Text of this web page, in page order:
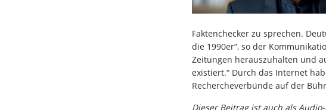
Faktenchecker zu sprechen.
die 1990er“, so der
Zeitungen herauszuhalten und
existiert.“ Durch das Internet
Rechercheverbünde auf der
Dieser Beitrag ist auch als